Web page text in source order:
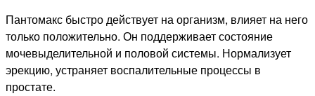
Пантомакс быстро действует на организм, влияет на него
только положительно. Он поддерживает состояние
мочевыделительной и половой системы. Нормализует
эрекцию, устраняет воспалительные процессы в
простате.